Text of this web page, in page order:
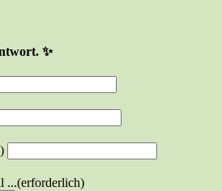
✨
...(erforderlich)